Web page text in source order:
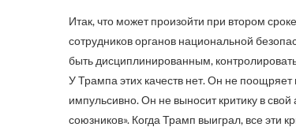
Итак, что может произойти при втором
сотрудников органов национальной
быть дисциплинированным,
У Трампа этих качеств нет. Он не
импульсивно. Он не выносит критику в
союзников». Когда Трамп выиграл, все эти